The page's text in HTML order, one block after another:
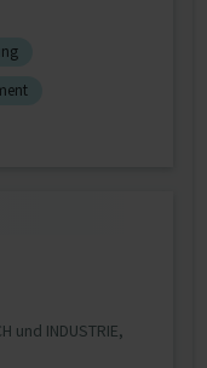
und INDUSTRIE,